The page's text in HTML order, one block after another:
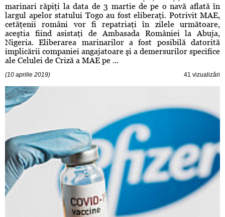
marinari răpiţi la data de 3 martie de pe o navă aflată în
largul apelor statului Togo au fost eliberaţi. Potrivit MAE,
cetăţenii români vor fi repatriaţi în zilele următoare,
aceştia fiind asistaţi de Ambasada României la Abuja,
Nigeria. Eliberarea marinarilor a fost posibilă datorită
implicării companiei angajatoare şi a demersurilor specifice
ale Celulei de Criză a MAE pe ...
(10 aprilie 2019) 41 vizualizări